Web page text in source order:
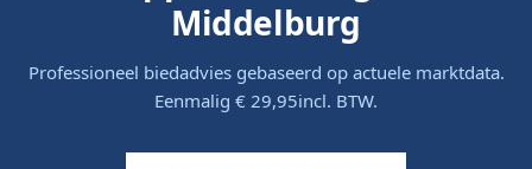
Middelburg
Professioneel biedadvies gebaseerd op actuele marktdata.
Eenmalig € 29,95incl. BTW.